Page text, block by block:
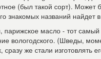
(был такой сорт). Может
знакомых названий найдет
парижское масло - тот
вологодского. (Шведы,
сразу же стали изготовлять